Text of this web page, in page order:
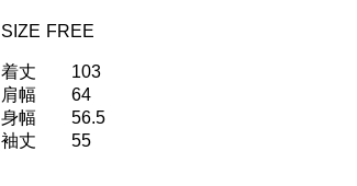
SIZE FREE
着丈	103
肩幅	64
身幅	56.5
袖丈	55